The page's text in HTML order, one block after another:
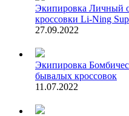
Экипировка Личный
кроссовки Li-Ning
27.09.2022
Экипировка
бывалых кроссовок
11.07.2022